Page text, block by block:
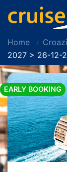
Home
2027 > 26-12-
EARLY BOOKING